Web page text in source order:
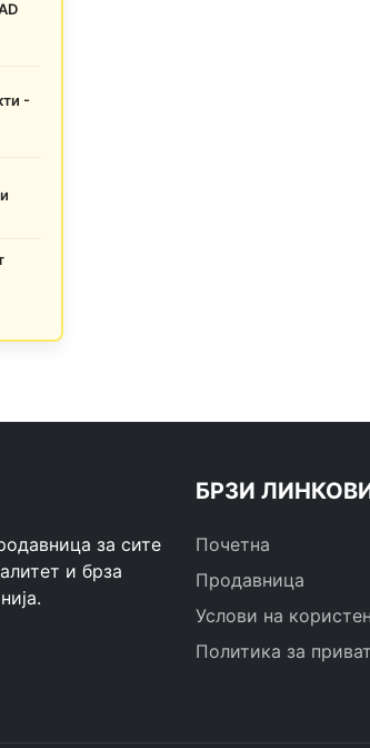
-
за сите
и брза
БРЗИ
Почетна
Продавница
Услови на
Политика за